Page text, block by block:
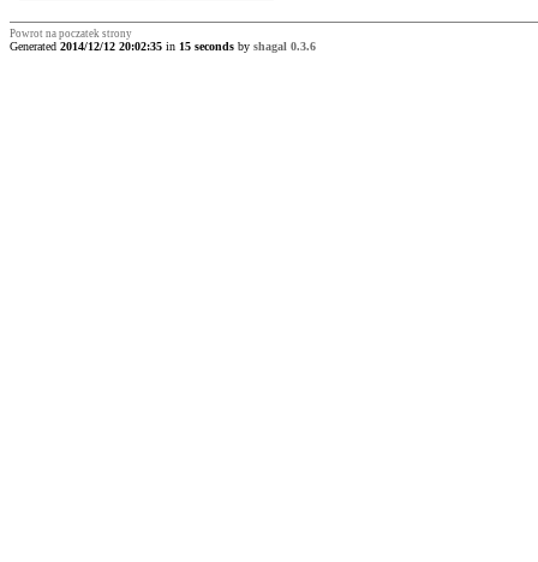
Powrot na poczatek strony
Generated 2014/12/12 20:02:35 in 15 seconds by shagal 0.3.6